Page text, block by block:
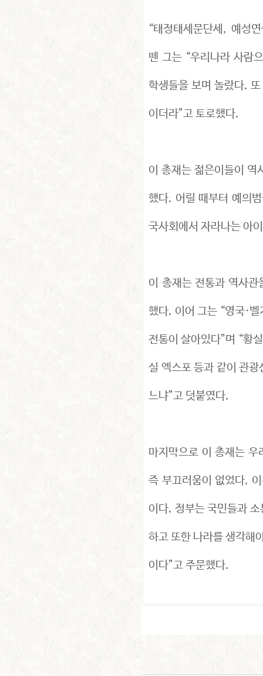
“태정태세문단세, 예성
뗀 그는 “우리나라 사람
학생들을 보며 놀랐다.
이더라”고 토로했다.
이 총재는 젊은이들이 역
했다. 어릴 때부터 예의
국사회에서 자라나는 아
이 총재는 전통과 역사
했다. 이어 그는 “영국·
전통이 살아있다”며 “황
실 엑스포 등과 같이 관
느냐”고 덧붙였다.
마지막으로 이 총재는
즉 부끄러움이 없었다.
이다. 정부는 국민들과
하고 또한 나라를 생각해
이다”고 주문했다.